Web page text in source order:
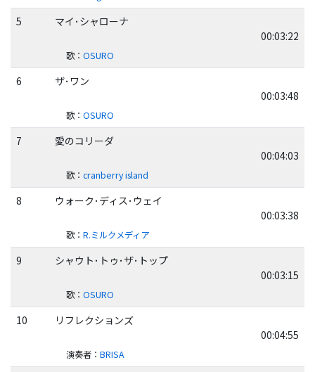
5
マイ･シャローナ
00:03:22
歌： OSURO
6
ザ･ワン
00:03:48
歌： OSURO
7
愛のコリーダ
00:04:03
歌： cranberry island
8
ウォーク･ディス･ウェイ
00:03:38
歌： R.ミルクメディア
9
シャウト･トゥ･ザ･トップ
00:03:15
歌： OSURO
10
リフレクションズ
00:04:55
演奏者： BRISA